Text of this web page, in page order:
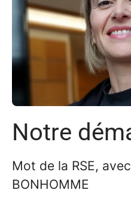
Notre
Mot de la RSE,
BONHOMME